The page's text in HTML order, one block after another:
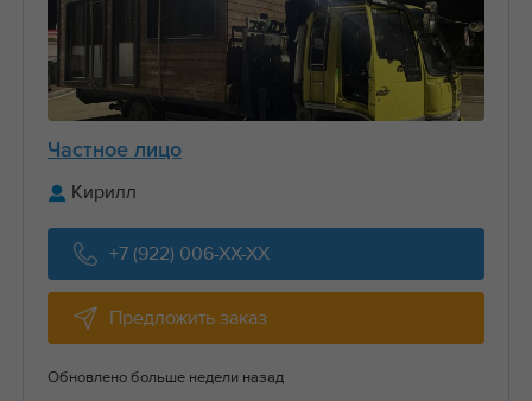
Частное лицо
Кирилл
+7 (922) 006-XX-XX
Предложить заказ
Обновлено больше недели назад